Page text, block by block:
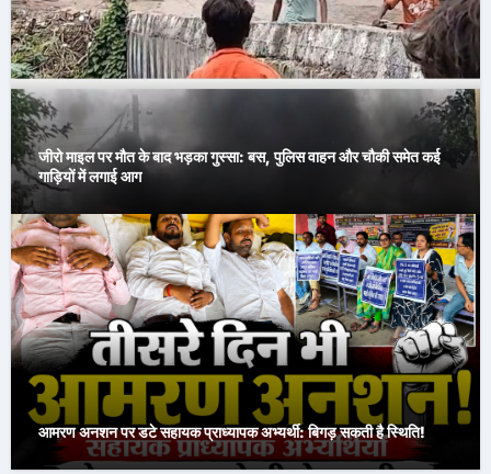
जीरो माइल पर मौत के बाद भड़का गुस्सा: बस, पुलिस वाहन और चौकी समेत कई
गाड़ियों में लगाई आग
आमरण अनशन पर डटे सहायक प्राध्यापक अभ्यर्थी: बिगड़ सकती है स्थिति!